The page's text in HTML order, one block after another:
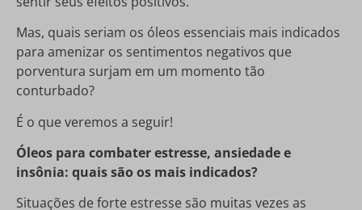
Mas, quais seriam os óleos essenciais mais indicados
para amenizar os sentimentos negativos que
porventura surjam em um momento tão
conturbado?
É o que veremos a seguir!
Óleos para combater estresse, ansiedade e
insônia: quais são os mais indicados?
Situações de forte estresse são muitas vezes as